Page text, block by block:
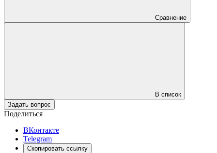
Сравнение
В список
Задать вопрос
Поделиться
ВКонтакте
Telegram
Скопировать ссылку